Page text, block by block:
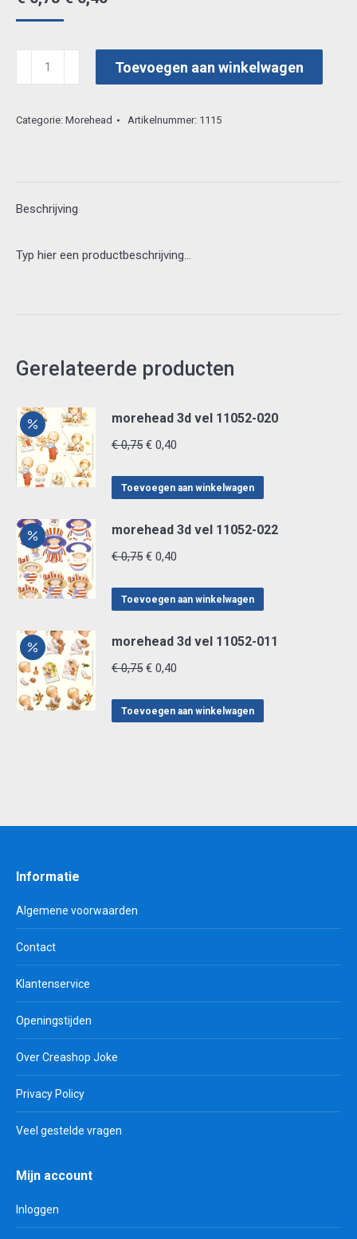
prijs
was: is:
€ 0,40.
morehead
3d
11052-
Toevoegen aan winkelwagen
Categorie: Morehead Artikelnummer: 1115
Beschrijving
Typ hier een productbeschrijving…
Gerelateerde producten
morehead 3d vel 11052-020
€0,75 Oorspronkelijke
was:
€ 0,40
is:
Toevoegen aan winkelwagen
morehead 3d vel 11052-022
€0,75 Oorspronkelijke
was:
€ 0,40
is:
Toevoegen aan winkelwagen
morehead 3d vel 11052-011
€0,75 Oorspronkelijke
was:
€ 0,40
is:
Toevoegen aan winkelwagen
Informatie
Algemene voorwaarden
Contact
Klantenservice
Openingstijden
Over Creashop Joke
Privacy Policy
Veel gestelde vragen
Mijn account
Inloggen